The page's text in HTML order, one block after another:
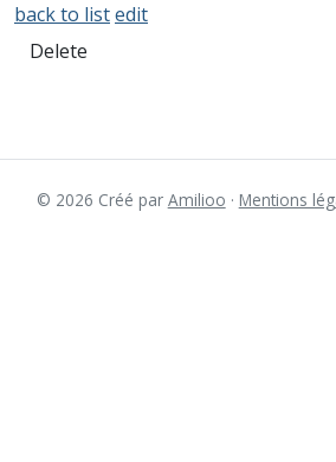
back to listedit
Delete
© 2026 Créé par Amilioo · Mentions